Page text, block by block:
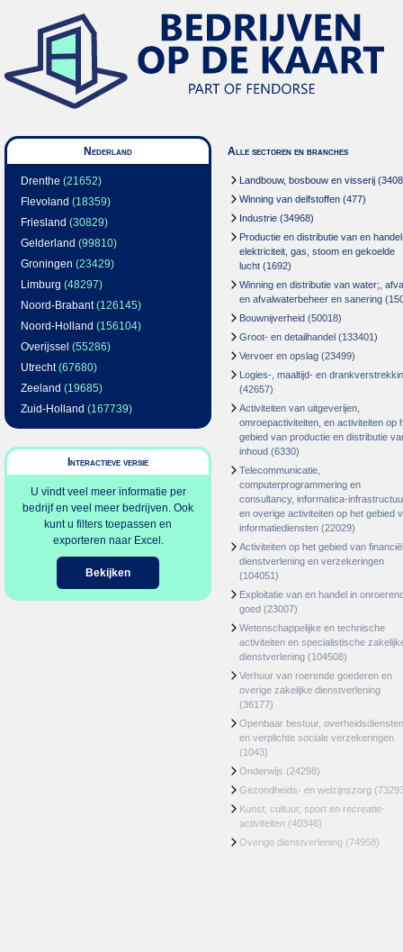
Nederland
Drenthe (21652)
Flevoland (18359)
Friesland (30829)
Gelderland (99810)
Groningen (23429)
Limburg (48297)
Noord-Brabant(126145)
Noord-Holland (156104)
Overijssel (55286)
Utrecht(67680)
Zeeland (19685)
Zuid-Holland (167739)
Interactieve versie
U vindt veel meer informatie per
bedrijf en veel meer bedrijven. Ook
kunt u filters toepassen en
exporteren naar Excel.
Bekijken
Alle sectoren en branches
Landbouw, bosbouw en visserij
Winning van delfstoffen (477)
Industrie (34968)
Productie en distributie van en
elektriciteit, gas, stoom en gekoelde
lucht (1692)
Winning en distributie van water;,
en afvalwaterbeheer en sanering
Bouwnijverheid (50018)
Groot- en detailhandel (133401)
Vervoer en opslag (23499)
Logies-, maaltijd- en
(42657)
Activiteiten van uitgeverijen,
omroepactiviteiten, en activiteiten op
gebied van productie en distributie
inhoud (6330)
Telecommunicatie,
computerprogrammering en
consultancy, informatica-
en overige activiteiten op het gebied
informatiediensten (22029)
Activiteiten op het gebied van
dienstverlening en verzekeringen
(104051)
Exploitatie van en handel in
goed (23007)
Wetenschappelijke en technische
activiteiten en specialistische
dienstverlening (104508)
Verhuur van roerende goederen en
overige zakelijke dienstverlening
(36177)
Openbaar bestuur, overheidsdiensten
en verplichte sociale verzekeringen
(1043)
Onderwijs (24298)
Gezondheids- en welzijnszorg
Kunst, cultuur, sport en recreatie-
activiteiten (40346)
Overige dienstverlening (74958)